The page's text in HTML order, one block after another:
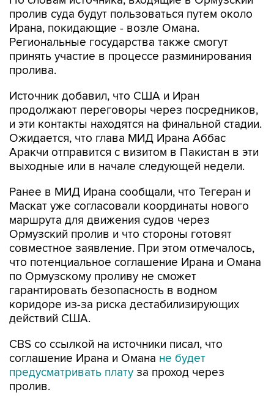
пролив суда будут пользоваться путем около
Ирана, покидающие - возле Омана.
Региональные государства также смогут
принять участие в процессе разминирования
пролива.
Источник добавил, что США и Иран
продолжают переговоры через посредников,
и эти контакты находятся на финальной стадии.
Ожидается, что глава МИД Ирана Аббас
Аракчи отправится с визитом в Пакистан в эти
выходные или в начале следующей недели.
Ранее в МИД Ирана сообщали, что Тегеран и
Маскат уже согласовали координаты нового
маршрута для движения судов через
Ормузский пролив и что стороны готовят
совместное заявление. При этом отмечалось,
что потенциальное соглашение Ирана и Омана
по Ормузскому проливу не сможет
гарантировать безопасность в водном
коридоре из-за риска дестабилизирующих
действий США.
CBS со ссылкой на источники писал, что
соглашение Ирана и Омана не будет
предусматривать плату за проход через
пролив.